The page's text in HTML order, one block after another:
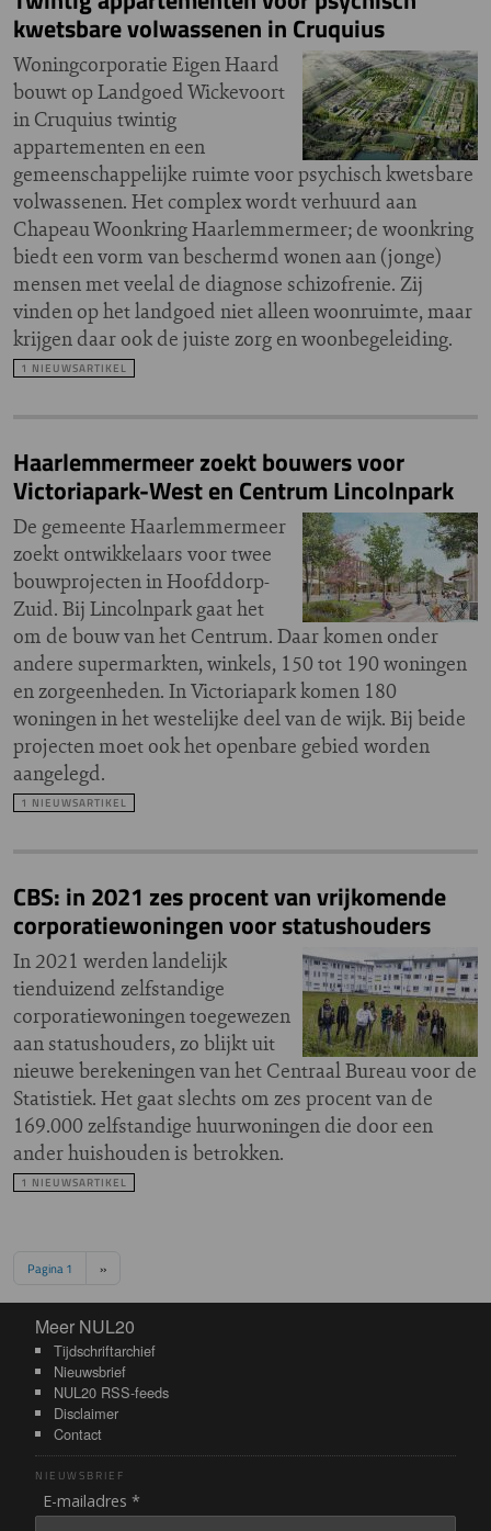
kwetsbare volwassenen in Cruquius
Woningcorporatie Eigen Haard
bouwt op Landgoed Wickevoort
in Cruquius twintig
appartementen en een
gemeenschappelijke ruimte voor psychisch kwetsbare
volwassenen. Het complex wordt verhuurd aan
Chapeau Woonkring Haarlemmermeer; de woonkring
biedt een vorm van beschermd wonen aan (jonge)
mensen met veelal de diagnose schizofrenie. Zij
vinden op het landgoed niet alleen woonruimte, maar
krijgen daar ook de juiste zorg en woonbegeleiding.
1 NIEUWSARTIKEL
Haarlemmermeer zoekt bouwers voor
Victoriapark-West en Centrum Lincolnpark
De gemeente Haarlemmermeer
zoekt ontwikkelaars voor twee
bouwprojecten in Hoofddorp-
Zuid. Bij Lincolnpark gaat het
om de bouw van het Centrum. Daar komen onder
andere supermarkten, winkels, 150 tot 190 woningen
en zorgeenheden. In Victoriapark komen 180
woningen in het westelijke deel van de wijk. Bij beide
projecten moet ook het openbare gebied worden
aangelegd.
1 NIEUWSARTIKEL
CBS: in 2021 zes procent van vrijkomende
corporatiewoningen voor statushouders
In 2021 werden landelijk
tienduizend zelfstandige
corporatiewoningen toegewezen
aan statushouders, zo blijkt uit
nieuwe berekeningen van het Centraal Bureau voor de
Statistiek. Het gaat slechts om zes procent van de
169.000 zelfstandige huurwoningen die door een
ander huishouden is betrokken.
1 NIEUWSARTIKEL
Paginering
Pagina 1 Volgende pagina
››
Meer NUL20
Meer NUL20
Tijdschriftarchief
Nieuwsbrief
NUL20 RSS-feeds
Disclaimer
Contact
NIEUWSBRIEF
E-mailadres *